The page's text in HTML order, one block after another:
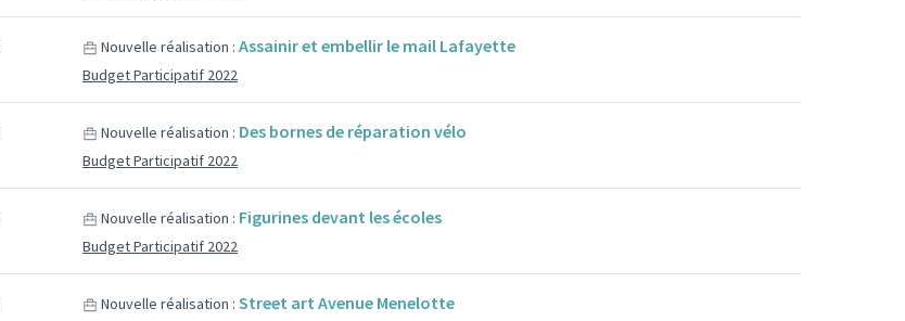
Nouvelle réalisation : Assainir et embellir le mail Lafayette
Budget Participatif 2022
Nouvelle réalisation : Des bornes de réparation vélo
Budget Participatif 2022
Nouvelle réalisation : Figurines devant les écoles
Budget Participatif 2022
Nouvelle réalisation : Street art Avenue Menelotte